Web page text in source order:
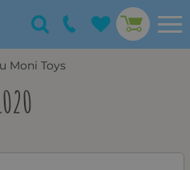
Moni Toys